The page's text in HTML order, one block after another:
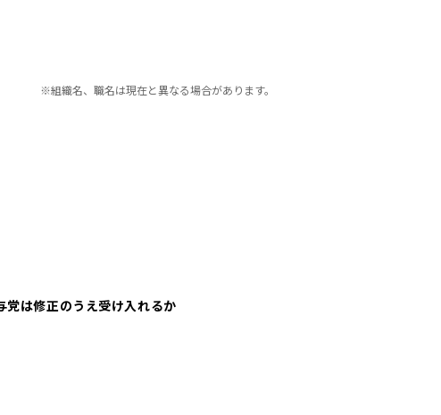
※組織名、職名は現在と異なる場合があります。
党は修正のうえ受け入れるか